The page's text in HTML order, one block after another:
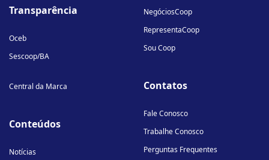
Transparência
Oceb
Sescoop/BA
Central da Marca
Conteúdos
Notícias
NegóciosCoop
RepresentaCoop
Sou Coop
Contatos
Fale Conosco
Trabalhe Conosco
Perguntas Frequentes